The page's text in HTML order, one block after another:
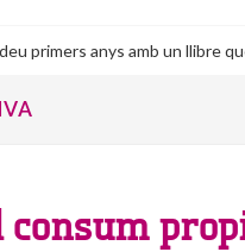
primers anys amb un llibre